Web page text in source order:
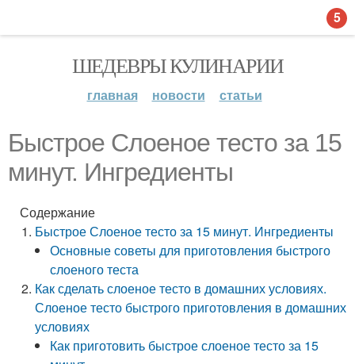
ШЕДЕВРЫ КУЛИНАРИИ
главная новости статьи
Быстрое Слоеное тесто за 15
минут. Ингредиенты
Содержание
Быстрое Слоеное тесто за 15 минут. Ингредиенты
Основные советы для приготовления быстрого
слоеного теста
Как сделать слоеное тесто в домашних условиях.
Слоеное тесто быстрого приготовления в домашних
условиях
Как приготовить быстрое слоеное тесто за 15
5